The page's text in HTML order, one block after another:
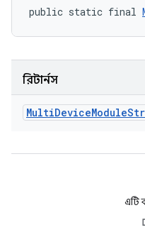
public static final
রিটার্নস
MultiDeviceModule
এটি